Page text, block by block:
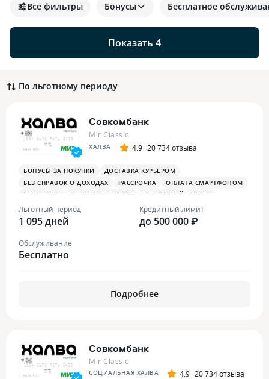
Показать 4
Все фильтры Бонусы Бесплатное
По льготному периоду
Совкомбанк
Mir Classic
ХАЛВА 4.9 20 734 отзыва
БОНУСЫ ЗА ПОКУПКИ
ДОСТАВКА КУРЬЕРОМ
БЕЗ СПРАВОК О ДОХОДАХ
РАССРОЧКА
ОПЛАТА СМАРТФОНОМ
MIRACCEPT
БОНУСЫ НА ТАКСИ ПЛАТЕЖНЫЙ СТИКЕР
Льготный период
1 095 дней
Кредитный лимит
до 500 000 ₽
Обслуживание
Бесплатно
Подробнее
Совкомбанк
Mir Classic
СОЦИАЛЬНАЯ ХАЛВА 4.9 20 734 отзыва